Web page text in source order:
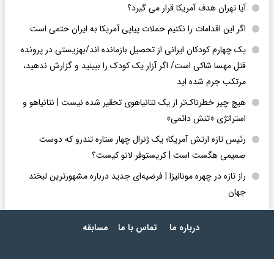
آیا تهران هدف آمریکا قرار می گیرد؟
اگر این اقدامات را نکنیم حملات پیاپی آمریکا به ایران حتمی است
یک چهارم کودکان ایرانی از تحصیل بازمانده اند/بهزیستی در پرونده
قتل مهسا شاکی است/ اگر آزار یک کودک را ببینید و گزارش ندهید،
مرتکب جرم شده اید
هیچ چیز خطرناک‌تر از یک نتانیاهوی تحقیر شده نیست | نتانیاهو و
استراتژی «تنش دائمی»
رئیس تازه ارتش آمریکا؛ یک ژنرال چهار ستاره تندرو که دوست
صمیمی هگست است | کریستوفر لانو کیست؟
راز تازه در چهره مونالیزا | فرضیه‌ای جدید درباره مشهورترین لبخند
جهان
درباره ما تماس با ما مسابقه